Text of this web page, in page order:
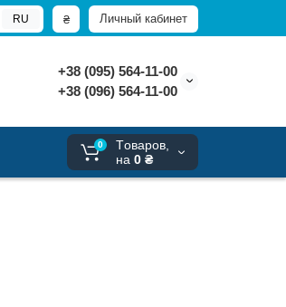
Личный кабинет
₴
RU
+38 (095) 564-11-00
+38 (096) 564-11-00
0
Tоваров,
на 0 ₴